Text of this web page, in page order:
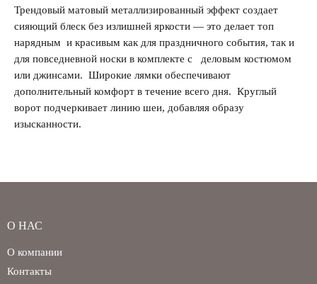
Трендовый матовый металлизированный эффект создает
сияющий блеск без излишней яркости — это делает топ
нарядным и красивым как для праздничного события, так и
для повседневной носки в комплекте с деловым костюмом
или джинсами. Широкие лямки обеспечивают
дополнительный комфорт в течение всего дня. Круглый
ворот подчеркивает линию шеи, добавляя образу
изысканности.
О НАС
О компании
Контакты